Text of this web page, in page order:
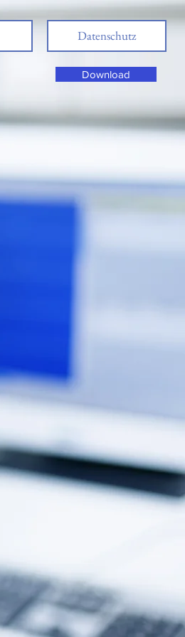
Datenschutz
Download